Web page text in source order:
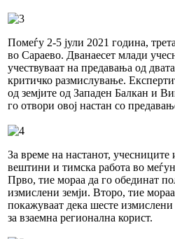
Помеѓу 2-5 јули 2021 година,
во Сараево. Дванаесет млади
учествуваат на предавања од
критичко размислување.
од земјите од Западен Балкан и
го отвори овој настан со
За време на настанот,
вештини и тимска работа во
Прво, тие мораа да го обединат
измислени земји. Второ, тие
покажуваат дека шесте
за взаемна регионална корист.